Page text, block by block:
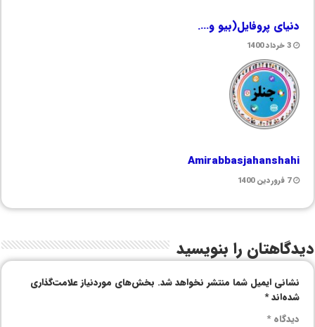
دنیای پروفایل(بیو و….
3 خرداد 1400
Amirabbasjahanshahi
7 فروردین 1400
دیدگاهتان را بنویسید
نشانی ایمیل شما منتشر نخواهد شد. بخش‌های موردنیاز علامت‌گذاری
شده‌اند*
دیدگاه*